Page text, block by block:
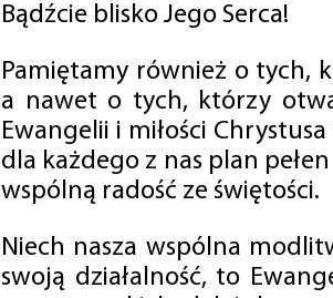
Bądźcie blisko Jego Serca!
Pamiętamy również o tych,
a nawet o tych, którzy
Ewangelii i miłości
dla każdego z nas plan
wspólną radość ze świętości.
Niech nasza wspólna
swoją działalność, to